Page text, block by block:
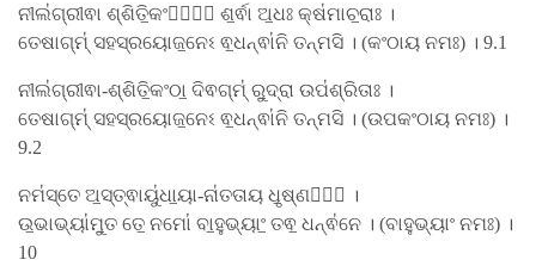
ନୀଲ॑ଗ୍ରୀଵା ଶ୍ଶିତି॒କଂଠାଃ᳚ ଶ॒ର୍ଵା ଅ॒ଧଃ କ୍ଷ॑ମାଚ॒ରାଃ ।
ତେଷାଗ୍​ମ୍॑ ସହସ୍ରୟୋଜ॒ନେଽ ଵ॒ଧନ୍ଵା॑ନି ତନ୍ମସି । (କଂଠାୟ ନମଃ) । 9.1
ନୀଲ॑ଗ୍ରୀଵା-ଶ୍ଶିତି॒କଂଠା॒ ଦିଵଗ୍​ମ୍॑ ରୁ॒ଦ୍ରା ଉପ॑ଶ୍ରିତାଃ ।
ତେଷାଗ୍​ମ୍॑ ସହସ୍ରୟୋଜ॒ନେଽ ଵ॒ଧନ୍ଵା॑ନି ତନ୍ମସି । (ଉପକଂଠାୟ ନମଃ) ।
9.2
ନମ॑ସ୍ତେ ଅ॒ସ୍ତ୍ଵାୟୁ॑ଧା॒ୟା-ନା॑ତତାୟ ଧୃ॒ଷ୍ଣଵେ᳚ ।
ଉ॒ଭାଭ୍ୟା॑ମୁ॒ତ ତେ॒ ନମୋ॑ ବା॒ହୁଭ୍ୟାଂ॒ ତଵ॒ ଧନ୍ଵ॑ନେ । (ବାହୁଭ୍ୟାଂ ନମଃ) ।
10